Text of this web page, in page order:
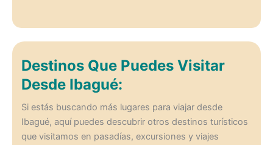
Destinos Que Puedes Visitar
Desde Ibagué:
Si estás buscando más lugares para viajar desde
Ibagué, aquí puedes descubrir otros destinos turísticos
que visitamos en pasadías, excursiones y viajes